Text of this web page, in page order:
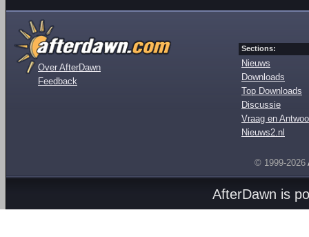
Over AfterDawn
Feedback
Sections:
Nieuws
Downloads
Top Downloads
Discussie
Vraag en
Nieuws2.nl
© 1999-2026
AfterDawn is